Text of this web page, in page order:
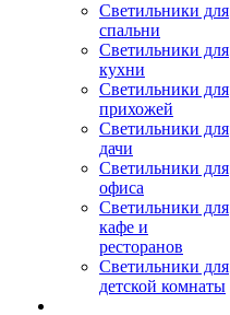
Светильники для
спальни
Светильники для
кухни
Светильники для
прихожей
Светильники для
дачи
Светильники для
офиса
Светильники для
кафе и
ресторанов
Светильники для
детской комнаты